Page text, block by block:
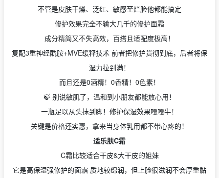
不管是皮肤干燥、泛红、敏感至烂脸他都能搞定
修护效果完全不输大几千的修护面霜
成分精简又不失高效，百搭且适配度极高！
复配3重神经酰胺+MVE缓释技术 前者把修护贯彻到底，后者将保
湿力拉到满！
而且还是0酒精！0香精！0色素！
🍃 别说敏肌了，温和到小朋友都能放心用！
一瓶足以从头抹到脚！修护保湿效果嘎嘎牛！
关键是价格还实惠，拿来当身体乳用都不带心疼的！
适乐肤C霜
C霜比较适合干皮&大干皮的姐妹
它是高保湿强修护的面霜 质地较绵润，但上脸很滋润不会厚重黏